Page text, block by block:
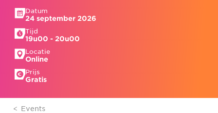
Datum
24 september 2026
Tijd
19u00 - 20u00
Locatie
Online
Prijs
Gratis
Events